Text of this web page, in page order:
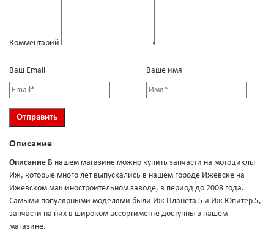
Комментарий
Ваш Email Ваше имя
Описание
Описание В нашем магазине можно купить запчасти на мотоциклы
Иж, которые много лет выпускались в нашем городе Ижевске на
Ижевском машиностроительном заводе, в период до 2008 года.
Самыми популярными моделями были Иж Планета 5 и Иж Юпитер 5,
запчасти на них в широком ассортименте доступны в нашем
магазине.